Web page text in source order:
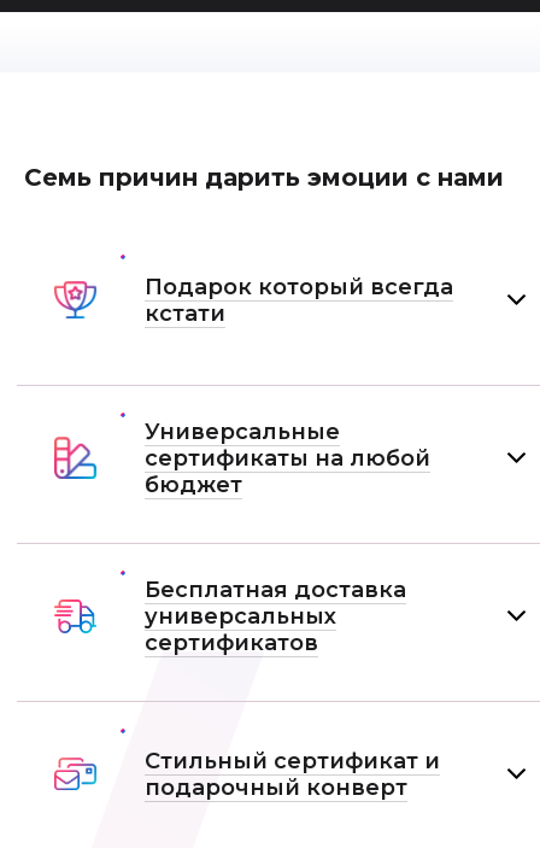
Семь причин дарить эмоции с нами
Подарок который всегда
кстати
Универсальные
сертификаты на любой
бюджет
Бесплатная доставка
универсальных
сертификатов
Стильный сертификат и
подарочный конверт